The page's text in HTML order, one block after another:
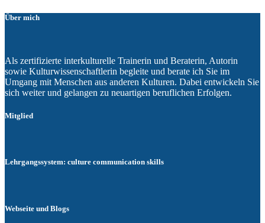
Über mich
Als zertifizierte interkulturelle Trainerin und Beraterin, Autorin
sowie Kulturwissenschaftlerin begleite und berate ich Sie im
Umgang mit Menschen aus anderen Kulturen. Dabei entwickeln Sie
sich weiter und gelangen zu neuartigen beruflichen Erfolgen.
Mitglied
Lehrgangssystem: culture communication skills
Webseite und Blogs